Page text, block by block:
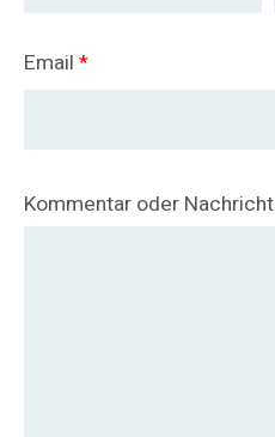
Email *
Kommentar oder Nachricht